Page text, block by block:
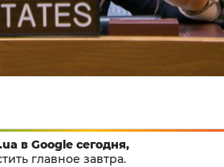
в Google сегодня,
главное завтра.